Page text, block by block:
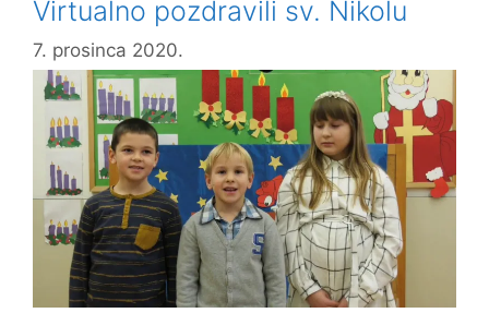
Virtualno pozdravili sv. Nikolu
7. prosinca 2020.